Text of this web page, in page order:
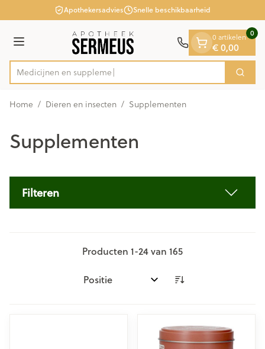
Ga naar de inhoudApothekersadvies Snelle beschikbaarheid
Menu
Product, merk, categorie...
M Zoek
0 artikelen
€ 0,00
0
Home / Dieren en insecten / Supplementen
Supplementen
Filteren
Producten 1-24van 165
Sorteer op: